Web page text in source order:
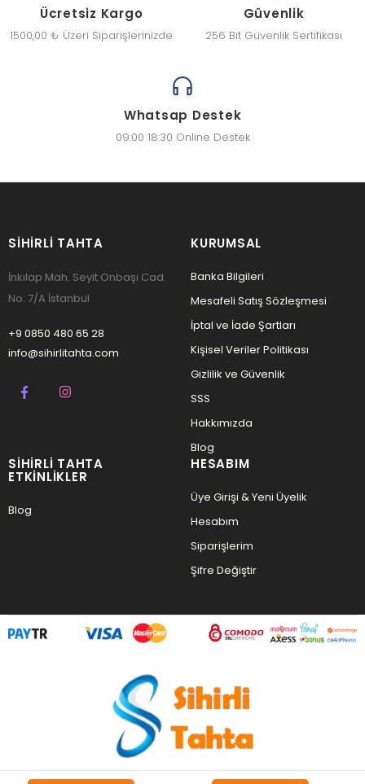
Ücretsiz Kargo
1500,00 ₺ Üzeri Siparişlerinizde
Güvenlik
256 Bit Güvenlik Sertifikası
Whatsap Destek
09:00 18:30 Online Destek
SIHIRLI TAHTA
İnkılap Mah. Seyit Onbaşı Cad.
No: 7/A İstanbul
+9 0850 480 65 28
info@sihirlitahta.com
KURUMSAL
Banka Bilgileri
Mesafeli Satış Sözleşmesi
İptal ve İade Şartları
Kişisel Veriler Politikası
Gizlilik ve Güvenlik
SSS
Hakkımızda
Blog
SIHIRLI TAHTA
ETKINLIKLER
Blog
HESABIM
Üye Girişi & Yeni Üyelik
Hesabım
Siparişlerim
Şifre Değiştir